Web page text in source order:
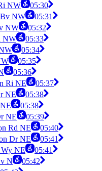
NW
05:30
NW
05:31
NW
05:32
NW
05:33
05:34
05:35
05:36
Ri NE
05:37
NE
05:38
05:38
NE
05:39
Rd NE
05:40
Dr NE
05:41
NE
05:41
N
05:42